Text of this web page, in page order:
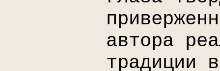
автора
традиции